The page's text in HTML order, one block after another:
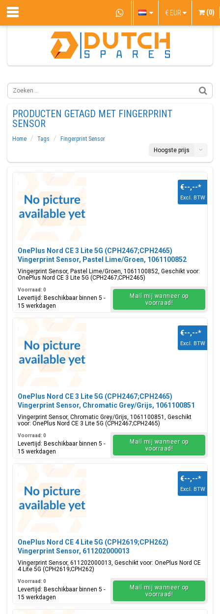
€ EUR (0)
PRODUCTEN GETAGD MET FINGERPRINT
SENSOR
Home Tags
Fingerprint Sensor
Hoogste prijs
OnePlus Nord CE 3 Lite 5G (CPH2467;CPH2465)
Vingerprint Sensor, Pastel Lime/Groen, 1061100852
Vingerprint Sensor, Pastel Lime/Groen, 1061100852, Geschikt voor:
OnePlus Nord CE 3 Lite 5G (CPH2467;CPH2465)
€--,--*
Excl. BTW
Voorraad: 0
Levertijd: Beschikbaar binnen 5 -
15 werkdagen
Mail mij wanneer op
voorraad!
OnePlus Nord CE 3 Lite 5G (CPH2467;CPH2465)
Vingerprint Sensor, Chromatic Grey/Grijs, 1061100851
Vingerprint Sensor, Chromatic Grey/Grijs, 1061100851, Geschikt
voor: OnePlus Nord CE 3 Lite 5G (CPH2467;CPH2465)
€--,--*
Excl. BTW
Voorraad: 0
Levertijd: Beschikbaar binnen 5 -
15 werkdagen
Mail mij wanneer op
voorraad!
OnePlus Nord CE 4 Lite 5G (CPH2619;CPH262)
Vingerprint Sensor, 611202000013
Vingerprint Sensor, 611202000013, Geschikt voor: OnePlus Nord CE
4 Lite 5G (CPH2619;CPH262)
€--,--*
Excl. BTW
Voorraad: 0
Levertijd: Beschikbaar binnen 5 -
15 werkdagen
Mail mij wanneer op
voorraad!